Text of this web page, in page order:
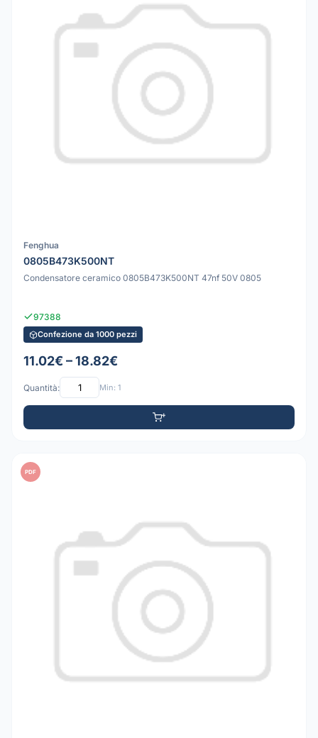
Fenghua
0805B473K500NT
Condensatore ceramico 0805B473K500NT 47nf 50V 0805
97388
Confezione da 1000 pezzi
11.02€ – 18.82€
Quantità: Min: 1
PDF